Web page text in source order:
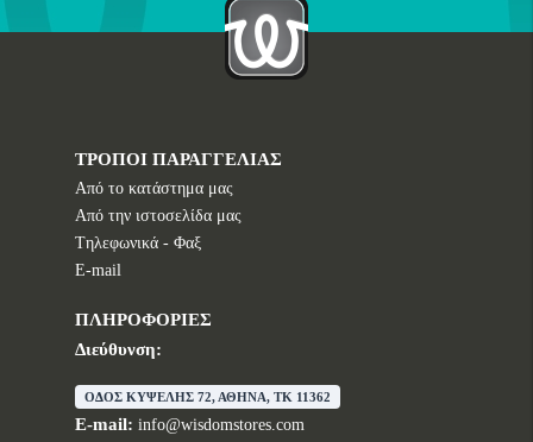
ΤΡΟΠΟΙ ΠΑΡΑΓΓΕΛΙΑΣ
Από το κατάστημα μας
Από την ιστοσελίδα μας
Tηλεφωνικά - Φαξ
E-mail
ΠΛΗΡΟΦΟΡΙΕΣ
Διεύθυνση:
ΟΔΟΣ ΚΥΨΕΛΗΣ 72, ΑΘΗΝΑ, TK 11362
E-mail: info@wisdomstores.com